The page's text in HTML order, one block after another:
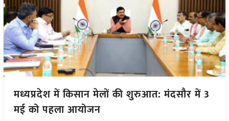
मध्यप्रदेश में किसान मेलों की शुरुआत: मंदसौर में 3
मई को पहला आयोजन